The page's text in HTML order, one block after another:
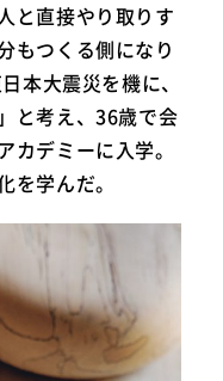
と直接やり取りす
もつくる側になり
本大震災を機に、
と考え、36歳で会
デミーに入学。
学んだ。